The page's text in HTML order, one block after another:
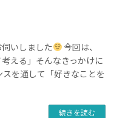
いしました
今回は、
える」そんなきっかけに
を通して「好きなことを
続きを読む